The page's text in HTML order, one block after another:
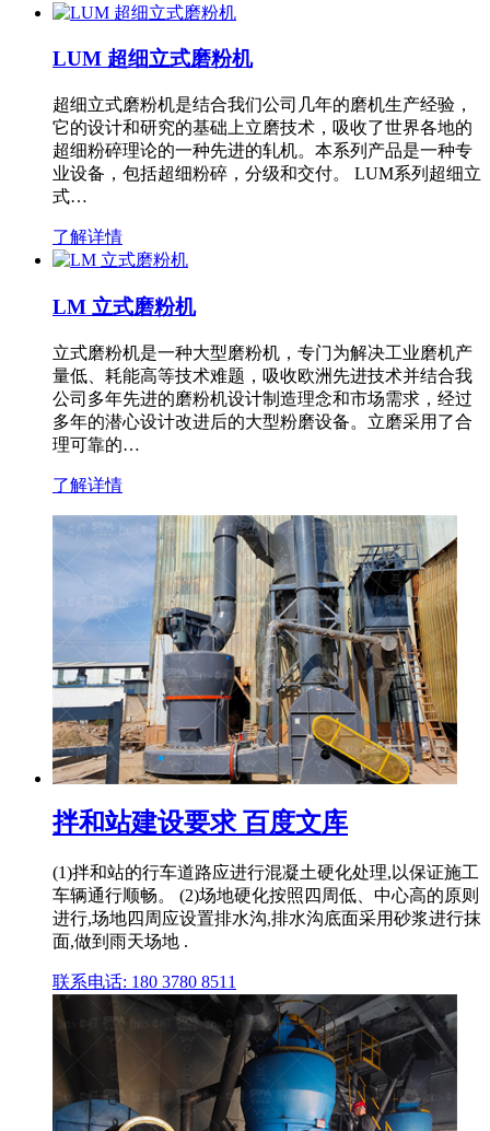
LUM 超细立式磨粉机
超细立式磨粉机是结合我们公司几年的磨机生产经验，
它的设计和研究的基础上立磨技术，吸收了世界各地的
超细粉碎理论的一种先进的轧机。本系列产品是一种专
业设备，包括超细粉碎，分级和交付。 LUM系列超细立
式…
了解详情
LM 立式磨粉机
立式磨粉机是一种大型磨粉机，专门为解决工业磨机产
量低、耗能高等技术难题，吸收欧洲先进技术并结合我
公司多年先进的磨粉机设计制造理念和市场需求，经过
多年的潜心设计改进后的大型粉磨设备。立磨采用了合
理可靠的…
了解详情
拌和站建设要求 百度文库
(1)拌和站的行车道路应进行混凝土硬化处理,以保证施工
车辆通行顺畅。 (2)场地硬化按照四周低、中心高的原则
进行,场地四周应设置排水沟,排水沟底面采用砂浆进行抹
面,做到雨天场地 .
联系电话: 180 3780 8511